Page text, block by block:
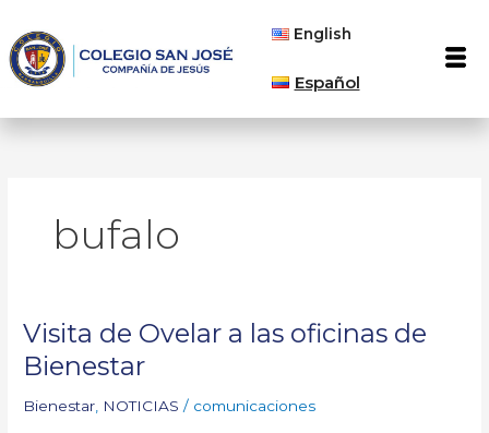
contenido
English
Español
bufalo
Visita de Ovelar a las oficinas de
Bienestar
Bienestar NOTICIAS / comunicaciones
Visita
de
Ovelar
a